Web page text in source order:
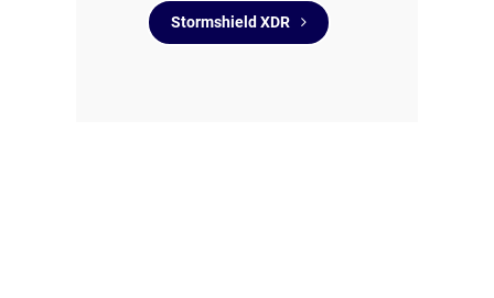
Stormshield XDR